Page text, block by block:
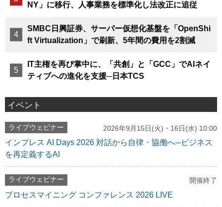
NY」に移行、人事業務を標準化し法改正に追従
SMBC日興証券、サーバー仮想化基盤を「OpenShi
ft Virtualization」で刷新、5年間の費用を2割減
IT主権を再び掌中に、「共創」と「GCC」でAIネイ
ティブへの進化を支援─日本TCS
イベント
ライブウェビナー 2026年9月15日(火)・16日(水) 10:00
インプレス AI Days 2026 対話から自律・協働へ─ビジネス
を再定義するAI
ライブウェビナー 開催終了
プロセスマイニング コンファレンス 2026 LIVE